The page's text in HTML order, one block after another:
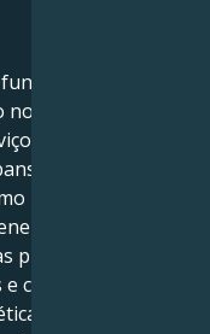
de
domínio
de Júpiter em
ganha
prático). O "tu"
ao qual dá
práticas, uma
confusão.
e encantadora.